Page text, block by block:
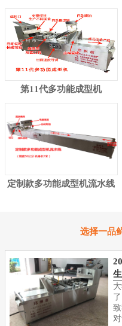
第11代多功能成型机
定制款多功能成型机流水线
选择一品